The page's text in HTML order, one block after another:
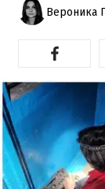
Вероника